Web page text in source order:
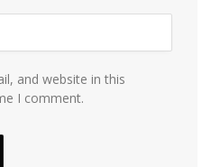
and website in this
I comment.